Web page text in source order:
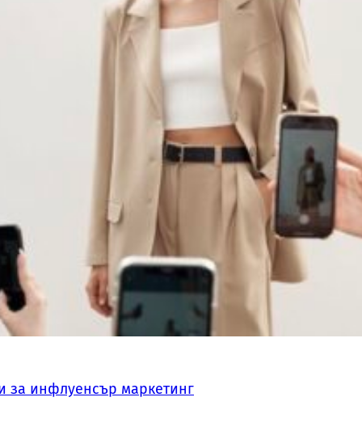
за инфлуенсър маркетинг